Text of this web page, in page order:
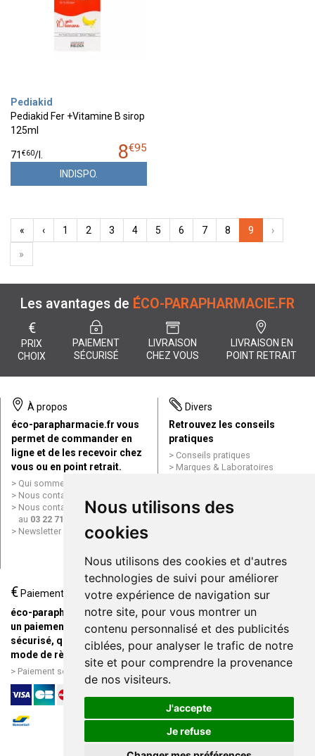
Nous utilisons des
cookies
Nous utilisons des cookies et d'autres
technologies de suivi pour améliorer
votre expérience de navigation sur
notre site, pour vous montrer un
contenu personnalisé et des publicités
ciblées, pour analyser le trafic de notre
site et pour comprendre la provenance
de nos visiteurs.
J'accepte
Je refuse
Pediakid
Pediakid Fer +Vitamine B sirop
125ml
8€95
71 €60/l.
INDISPO.
« ‹ 1 2 3 4 5 6 7 8 9 ›
»
Les avantages de ÉCO-PARAPHARMACIE.FR
€
PRIX
CHOIX
PAIEMENT
SÉCURISÉ
LIVRAISON
CHEZ VOUS
LIVRAISON EN
POINT RETRAIT
À propos
éco-parapharmacie.fr vous
permet de commander en
ligne et de les recevoir chez
vous ou en point retrait.
Qui sommes nous ?
Nous contacter par e-mail
Nous contacter par téléphone
au 03 22 71 64 10
Newsletter
Divers
Retrouvez les conseils
pratiques
Conseils pratiques
Marques & Laboratoires
Mentions légales
Données personnelles
ligne
€Paiement
éco-parapharmacie.fr offre
un paiement entièrement
sécurisé, quel que soit le
mode de règlement
Paiement sécurisé et simple
Livraison / Point retrait
Commandez en ligne et
recevez votre commande
rapidement chez vous ou en
point retrait
Livraison chez vous ou en